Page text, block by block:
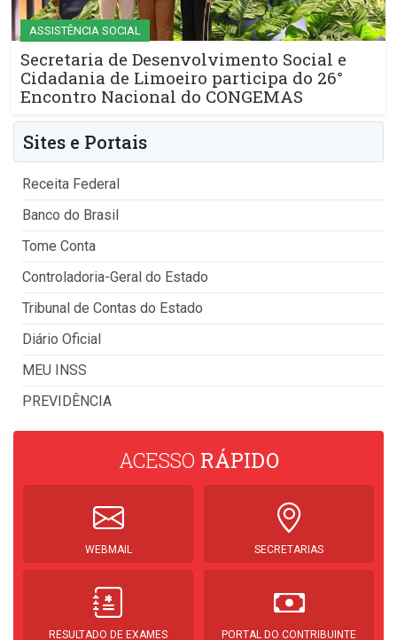
ASSISTÊNCIA SOCIAL
Secretaria de Desenvolvimento Social e
Cidadania de Limoeiro participa do 26°
Encontro Nacional do CONGEMAS
Sites e Portais
Receita Federal
Banco do Brasil
Tome Conta
Controladoria-Geral do Estado
Tribunal de Contas do Estado
Diário Oficial
MEU INSS
PREVIDÊNCIA
ACESSO RÁPIDO
WEBMAIL SECRETARIAS
RESULTADO DE EXAMES PORTAL DO CONTRIBUINTE